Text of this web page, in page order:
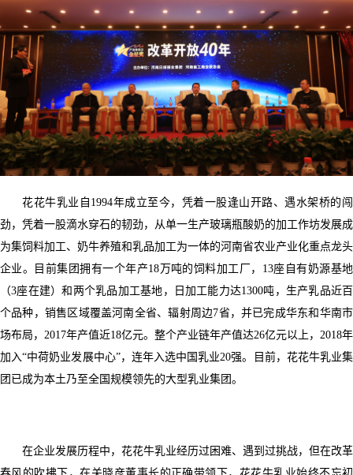
花花牛乳业自1994年成立至今，凭着一股逢山开路、遇水架桥的闯
劲，凭着一股滴水穿石的韧劲，从单一生产玻璃瓶酸奶的加工作坊发展成
为集饲料加工、奶牛养殖和乳品加工为一体的河南省农业产业化重点龙头
企业。目前集团拥有一个年产18万吨的饲料加工厂，13座自有奶源基地
（3座在建）和两个乳品加工基地，日加工能力达1300吨，生产乳品近百
个品种，销售区域覆盖河南全省、辐射周边7省，并已完成华东和华南市
场布局，2017年产值近18亿元。整个产业链年产值达26亿元以上，2018年
加入“中荷奶业发展中心”，连年入选中国乳业20强。目前，花花牛乳业集
团已成为本土乃至全国规模领先的大型乳业集团。
在企业发展历程中，花花牛乳业经历过困难、遇到过挑战，但在改革